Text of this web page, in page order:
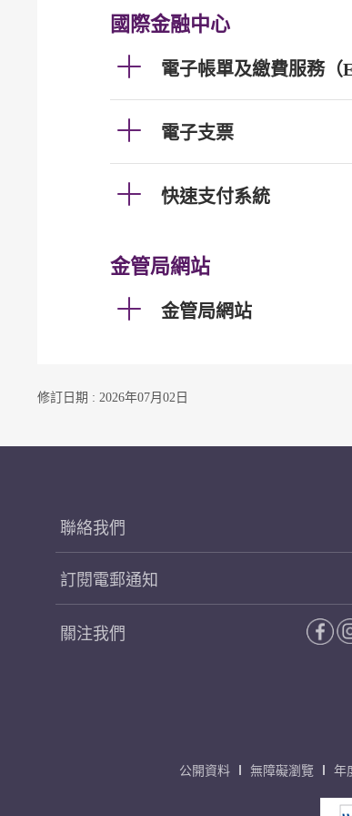
國際金融中心
電子帳單及繳費服務（
電子支票
快速支付系統
金管局網站
金管局網站
修訂日期 : 2026年07月02日
聯絡我們
訂閱電郵通知
關注我們
公開資料 無障礙瀏覽 年